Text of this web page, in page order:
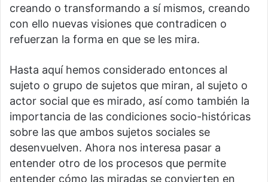
creando o transformando a sí mismos, creando
con ello nuevas visiones que contradicen o
refuerzan la forma en que se les mira.
Hasta aquí hemos considerado entonces al
sujeto o grupo de sujetos que miran, al sujeto o
actor social que es mirado, así como también la
importancia de las condiciones socio-históricas
sobre las que ambos sujetos sociales se
desenvuelven. Ahora nos interesa pasar a
entender otro de los procesos que permite
entender cómo las miradas se convierten en